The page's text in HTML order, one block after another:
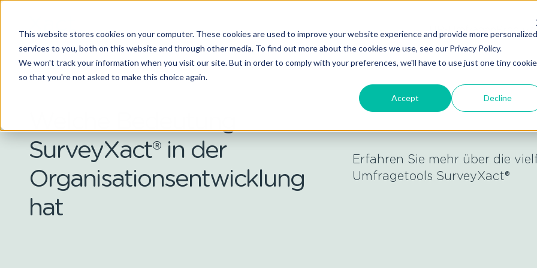
This website stores cookies on your computer. These cookies are used to improve your website experience and provide more personalized
services to you, both on this website and through other media. To find out more about the cookies we use, see our Privacy Policy.
We won't track your information when you visit our site. But in order to comply with your preferences, we'll have to use just one tiny cookie
so that you're not asked to make this choice again.
Accept Decline
HR-Umfragen Produkte
SurveyXact® in der
Organisationsentwicklung
hat
Erfahren Sie mehr über die
Umfragetools SurveyXact®